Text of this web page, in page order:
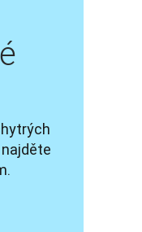
najděte